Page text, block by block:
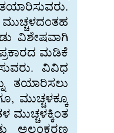
ಮುಚ್ಚಳದಂತಹ
ವಿಶೇಷವಾಗಿ
ಮಡಿಕೆ
ವಿವಿಧ
ತಯಾರಿಸಲು
ಮುಚ್ಚಳಕ್ಕೂ
ಮುಚ್ಚಳಕ್ಕಿಂತ
ಅಲಂಕರಣ